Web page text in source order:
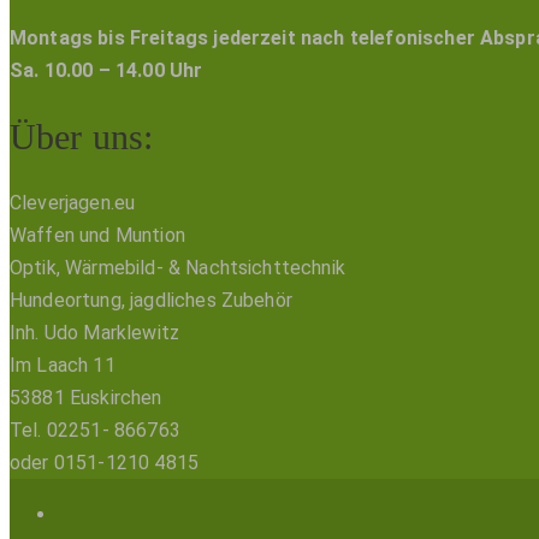
Montags bis Freitags jederzeit nach telefonischer
Sa. 10.00 – 14.00 Uhr
Über uns:
Cleverjagen.eu
Waffen und Muntion
Optik, Wärmebild- & Nachtsichttechnik
Hundeortung, jagdliches Zubehör
Inh. Udo Marklewitz
Im Laach 11
53881 Euskirchen
Tel. 02251- 866763
oder 0151-1210 4815